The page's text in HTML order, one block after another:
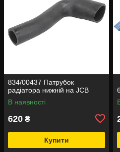
834/00437 Патрубок
радіатора нижній на JCB
В наявності
620 ₴
Купити